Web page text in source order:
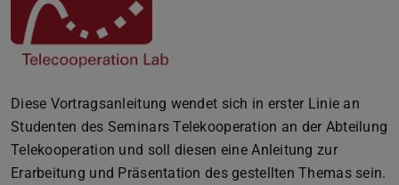
Diese Vortragsanleitung wendet sich in erster Linie an
Studenten des Seminars Telekooperation an der Abteilung
Telekooperation und soll diesen eine Anleitung zur
Erarbeitung und Präsentation des gestellten Themas sein.